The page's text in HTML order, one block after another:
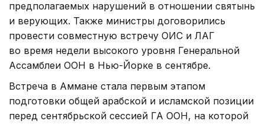
предполагаемых нарушений в отношении святынь
и верующих. Также министры договорились
провести совместную встречу ОИС и ЛАГ
во время недели высокого уровня Генеральной
Ассамблеи ООН в Нью-Йорке в сентябре.
Встреча в Аммане стала первым этапом
подготовки общей арабской и исламской позиции
перед сентябрьской сессией ГА ООН, на которой